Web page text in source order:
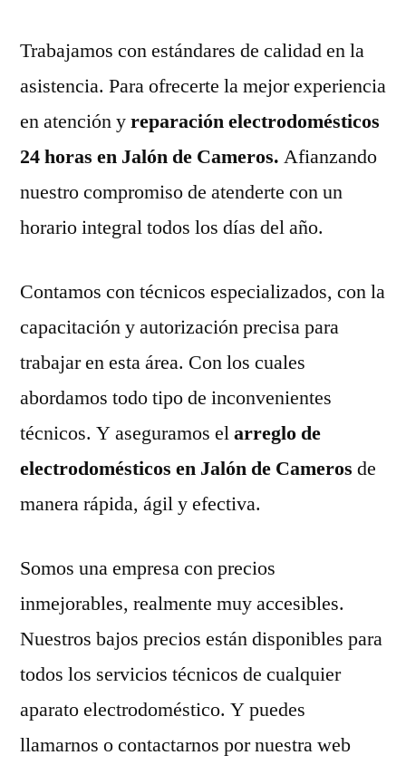
Trabajamos con estándares de calidad en la
asistencia. Para ofrecerte la mejor experiencia
en atención yreparación electrodomésticos
24 horas en Jalón de Cameros. Afianzando
nuestro compromiso de atenderte con un
horario integral todos los días del año.
Contamos con técnicos especializados, con la
capacitación y autorización precisa para
trabajar en esta área. Con los cuales
abordamos todo tipo de inconvenientes
técnicos. Y aseguramos elarreglo de
electrodomésticos en Jalón de Cameros de
manera rápida, ágil y efectiva.
Somos una empresa con precios
inmejorables, realmente muy accesibles.
Nuestros bajos precios están disponibles para
todos los servicios técnicos de cualquier
aparato electrodoméstico. Y puedes
llamarnos o contactarnos por nuestra web